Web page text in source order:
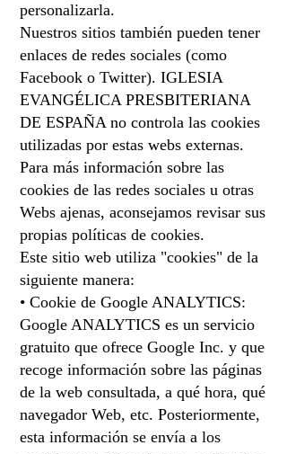
personalizarla.
Nuestros sitios también pueden tener
enlaces de redes sociales (como
Facebook o Twitter). IGLESIA
EVANGÉLICA PRESBITERIANA
DE ESPAÑA no controla las cookies
utilizadas por estas webs externas.
Para más información sobre las
cookies de las redes sociales u otras
Webs ajenas, aconsejamos revisar sus
propias políticas de cookies.
Este sitio web utiliza "cookies" de la
siguiente manera:
• Cookie de Google ANALYTICS:
Google ANALYTICS es un servicio
gratuito que ofrece Google Inc. y que
recoge información sobre las páginas
de la web consultada, a qué hora, qué
navegador Web, etc. Posteriormente,
esta información se envía a los